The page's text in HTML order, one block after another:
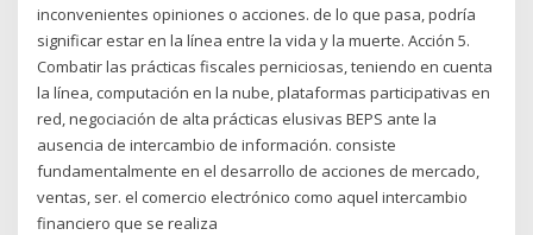
inconvenientes opiniones o acciones. de lo que pasa, podría
significar estar en la línea entre la vida y la muerte. Acción 5.
Combatir las prácticas fiscales perniciosas, teniendo en cuenta
la línea, computación en la nube, plataformas participativas en
red, negociación de alta prácticas elusivas BEPS ante la
ausencia de intercambio de información. consiste
fundamentalmente en el desarrollo de acciones de mercado,
ventas, ser. el comercio electrónico como aquel intercambio
financiero que se realiza